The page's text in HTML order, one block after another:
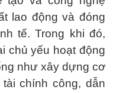
lao động và đóng
tế. Trong khi đó,
chủ yếu hoạt động
như xây dựng cơ
chính công, dẫn